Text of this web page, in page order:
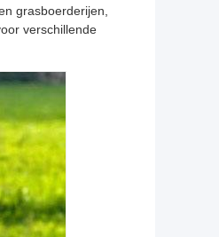
grasboerderijen,
verschillende